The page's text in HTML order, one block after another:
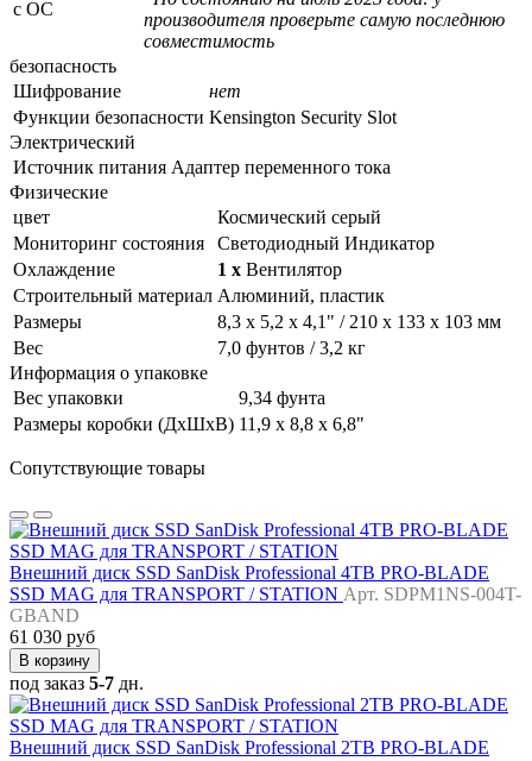
с ОС
производителя проверьте самую последнюю
совместимость
безопасность
Шифрование
нет
Функции безопасности Kensington Security Slot
Электрический
Источник питания Адаптер переменного тока
Физические
цвет
Космический серый
Мониторинг состояния
Светодиодный Индикатор
Охлаждение
1 x Вентилятор
Строительный материал Алюминий, пластик
Размеры
8,3 x 5,2 x 4,1" / 210 x 133 x 103 мм
Вес
7,0 фунтов / 3,2 кг
Информация о упаковке
Вес упаковки
9,34 фунта
Размеры коробки (ДхШхВ) 11,9 x 8,8 x 6,8"
Сопутствующие товары
Внешний диск SSD SanDisk Professional 4TB PRO-BLADE
SSD MAG для TRANSPORT / STATION Арт. SDPM1NS-004T-
GBAND
61 030 руб
В корзину
под заказ 5-7 дн.
Внешний диск SSD SanDisk Professional 2TB PRO-BLADE